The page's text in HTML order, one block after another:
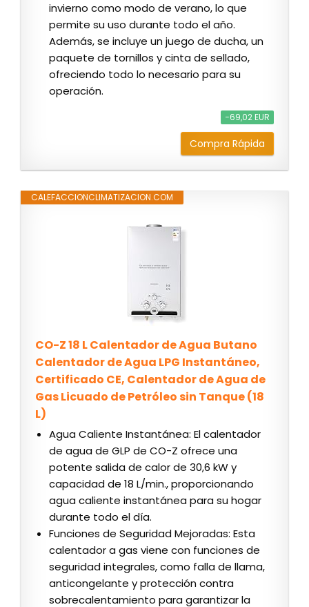
invierno como modo de verano, lo que
permite su uso durante todo el año.
Además, se incluye un juego de ducha, un
paquete de tornillos y cinta de sellado,
ofreciendo todo lo necesario para su
operación.
−69,02 EUR
Compra Rápida
CALEFACCIONCLIMATIZACION.COM
CO-Z 18 L Calentador de Agua Butano
Calentador de Agua LPG Instantáneo,
Certificado CE, Calentador de Agua de
Gas Licuado de Petróleo sin Tanque (18
L)
Agua Caliente Instantánea: El calentador
de agua de GLP de CO-Z ofrece una
potente salida de calor de 30,6 kW y
capacidad de 18 L/min., proporcionando
agua caliente instantánea para su hogar
durante todo el día.
Funciones de Seguridad Mejoradas: Esta
calentador a gas viene con funciones de
seguridad integrales, como falla de llama,
anticongelante y protección contra
sobrecalentamiento para garantizar la